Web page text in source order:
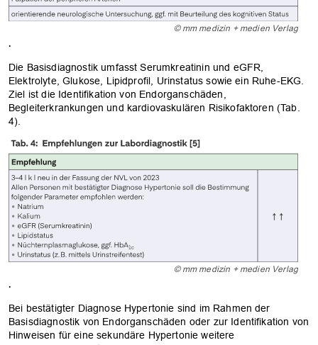
© mm medizin + medien Verlag
.
Die Basisdiagnostik umfasst Serumkreatinin und eGFR,
Elektrolyte, Glukose, Lipidprofil, Urinstatus sowie ein Ruhe-EKG.
Ziel ist die Identifikation von Endorganschäden,
Begleiterkrankungen und kardiovaskulären Risikofaktoren (Tab.
4).
© mm medizin + medien Verlag
.
Bei bestätigter Diagnose Hypertonie sind im Rahmen der
Basisdiagnostik von Endorganschäden oder zur Identifikation von
Hinweisen für eine sekundäre Hypertonie weitere